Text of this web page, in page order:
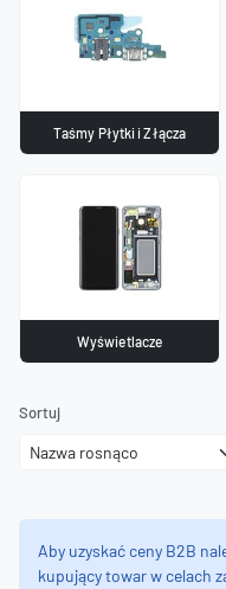
Taśmy Płytki i Złącza
Wyświetlacze
Sortuj
Aby uzyskać ceny B2B
kupujący towar w celach